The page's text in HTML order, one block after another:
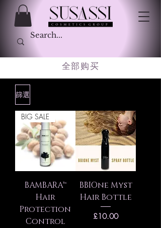
全部购买
篩選
BIG SALE
BAMBARA™
Hair
Protection
Control
BBIOne Myst
Hair Bottle
價格
£10.00